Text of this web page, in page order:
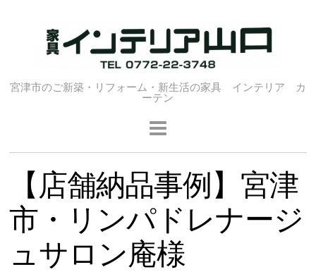
宮津市のご新築・リフォーム・新生活の家具 インテリア カ
ーテン
【店舗納品事例】宮津
市・リンパドレナージ
ュサロン庵様